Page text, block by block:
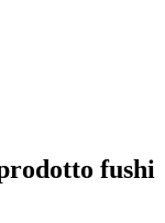
fushi